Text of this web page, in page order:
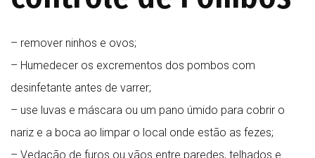
– remover ninhos e ovos;
– Humedecer os excrementos dos pombos com
desinfetante antes de varrer;
– use luvas e máscara ou um pano úmido para cobrir o
nariz e a boca ao limpar o local onde estão as fezes;
– Vedação de furos ou vãos entre paredes, telhados e